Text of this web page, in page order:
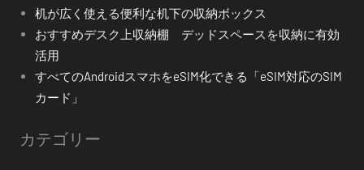
机が広く使える便利な机下の収納ボックス
おすすめデスク上収納棚 デッドスペースを収納に有効
活用
すべてのAndroidスマホをeSIM化できる「eSIM対応のSIM
カード」
カテゴリー